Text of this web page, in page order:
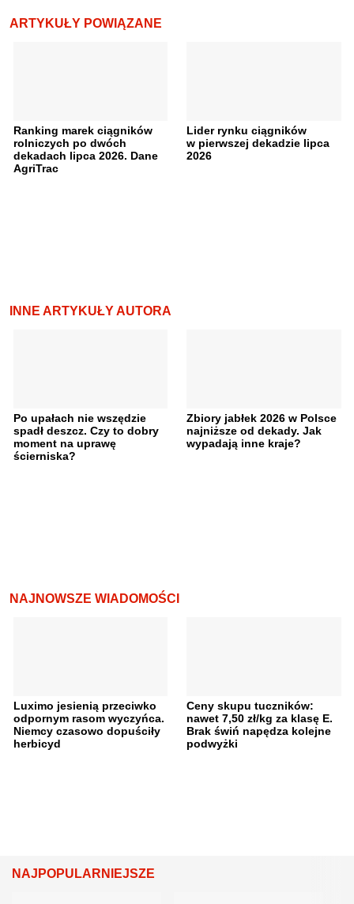
ARTYKUŁY POWIĄZANE
Ranking marek ciągników
rolniczych po dwóch
dekadach lipca 2026. Dane
AgriTrac
Lider rynku ciągników
w pierwszej dekadzie lipca
2026
INNE ARTYKUŁY AUTORA
Po upałach nie wszędzie
spadł deszcz. Czy to dobry
moment na uprawę
ścierniska?
Zbiory jabłek 2026 w Polsce
najniższe od dekady. Jak
wypadają inne kraje?
NAJNOWSZE WIADOMOŚCI
Luximo jesienią przeciwko
odpornym rasom wyczyńca.
Niemcy czasowo dopuściły
herbicyd
Ceny skupu tuczników:
nawet 7,50 zł/kg za klasę E.
Brak świń napędza kolejne
podwyżki
NAJPOPULARNIEJSZE